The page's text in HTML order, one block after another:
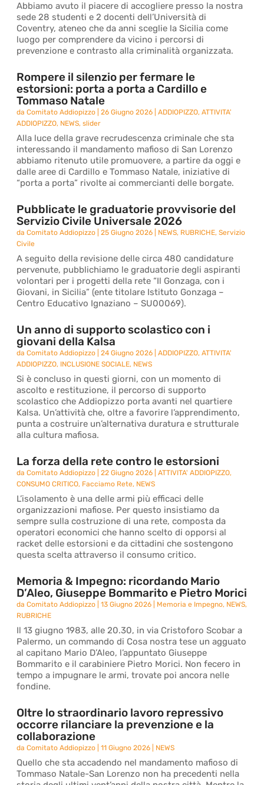
Abbiamo avuto il piacere di accogliere presso la nostra
sede 28 studenti e 2 docenti dell’Università di
Coventry, ateneo che da anni sceglie la Sicilia come
luogo per comprendere da vicino i percorsi di
prevenzione e contrasto alla criminalità organizzata.
Rompere il silenzio per fermare le
estorsioni: porta a porta a Cardillo e
Tommaso Natale
daComitato Addiopizzo |26 Giugno 2026 |ADDIOPIZZO,ATTIVITA'
ADDIOPIZZO, NEWS,slider
Alla luce della grave recrudescenza criminale che sta
interessando il mandamento mafioso di San Lorenzo
abbiamo ritenuto utile promuovere, a partire da oggi e
dalle aree di Cardillo e Tommaso Natale, iniziative di
“porta a porta” rivolte ai commercianti delle borgate.
Pubblicate le graduatorie provvisorie del
Servizio Civile Universale 2026
daComitato Addiopizzo |25 Giugno 2026 NEWS, RUBRICHE,Servizio
Civile
A seguito della revisione delle circa 480 candidature
pervenute, pubblichiamo le graduatorie degli aspiranti
volontari per i progetti della rete “Il Gonzaga, con i
Giovani, in Sicilia” (ente titolare Istituto Gonzaga –
Centro Educativo Ignaziano – SU00069).
Un anno di supporto scolastico con i
giovani della Kalsa
daComitato Addiopizzo |24 Giugno 2026 |ADDIOPIZZO,ATTIVITA'
ADDIOPIZZO, INCLUSIONE SOCIALE, NEWS
Si è concluso in questi giorni, con un momento di
ascolto e restituzione, il percorso di supporto
scolastico che Addiopizzo porta avanti nel quartiere
Kalsa. Un’attività che, oltre a favorire l’apprendimento,
punta a costruire un’alternativa duratura e strutturale
alla cultura mafiosa.
La forza della rete contro le estorsioni
daComitato Addiopizzo |22 Giugno 2026 |ATTIVITA' ADDIOPIZZO,
CONSUMO CRITICO, Facciamo Rete, NEWS
L’isolamento è una delle armi più efficaci delle
organizzazioni mafiose. Per questo insistiamo da
sempre sulla costruzione di una rete, composta da
operatori economici che hanno scelto di opporsi al
racket delle estorsioni e da cittadini che sostengono
questa scelta attraverso il consumo critico.
Memoria & Impegno: ricordando Mario
D’Aleo, Giuseppe Bommarito e Pietro Morici
daComitato Addiopizzo |13 Giugno 2026 Memoria e Impegno, NEWS,
RUBRICHE
Il 13 giugno 1983, alle 20.30, in via Cristoforo Scobar a
Palermo, un commando di Cosa nostra tese un agguato
al capitano Mario D’Aleo, l’appuntato Giuseppe
Bommarito e il carabiniere Pietro Morici. Non fecero in
tempo a impugnare le armi, trovate poi ancora nelle
fondine.
Oltre lo straordinario lavoro repressivo
occorre rilanciare la prevenzione e la
collaborazione
daComitato Addiopizzo |11 Giugno 2026 NEWS
Quello che sta accadendo nel mandamento mafioso di
Tommaso Natale-San Lorenzo non ha precedenti nella